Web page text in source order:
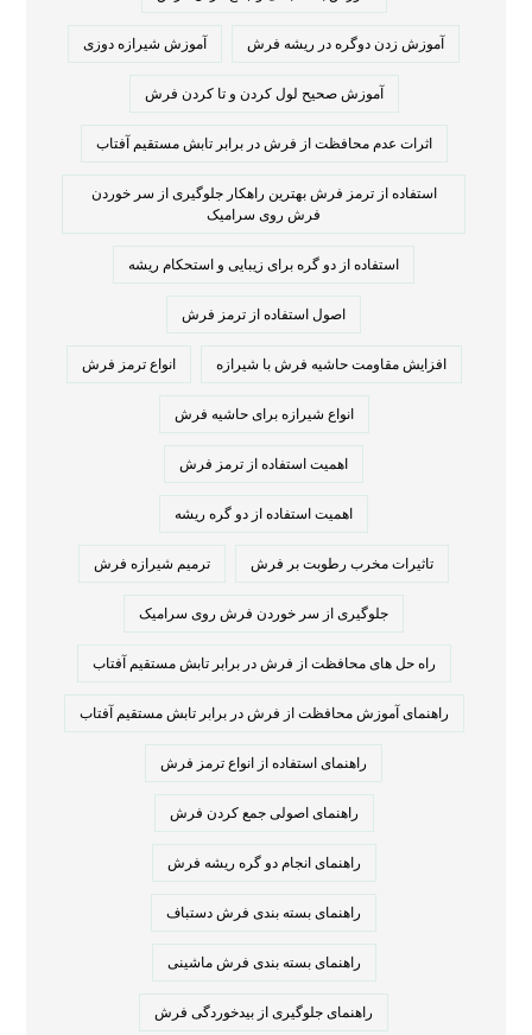
آموزش زدن دوگره در ریشه فرش آموزش شیرازه دوزی
آموزش صحیح لول کردن و تا کردن فرش
اثرات عدم محافظت از فرش در برابر تابش مستقیم آفتاب
استفاده از ترمز فرش بهترین راهکار جلوگیری از سر خوردن
فرش روی سرامیک
استفاده از دو گره برای زیبایی و استحکام ریشه
اصول استفاده از ترمز فرش
افزایش مقاومت حاشیه فرش با شیرازه انواع ترمز فرش
انواع شیرازه برای حاشیه فرش
اهمیت استفاده از ترمز فرش
اهمیت استفاده از دو گره ریشه
تاثیرات مخرب رطوبت بر فرش ترمیم شیرازه فرش
جلوگیری از سر خوردن فرش روی سرامیک
راه حل های محافظت از فرش در برابر تابش مستقیم آفتاب
راهنمای آموزش محافظت از فرش در برابر تابش مستقیم آفتاب
راهنمای استفاده از انواع ترمز فرش
راهنمای اصولی جمع کردن فرش
راهنمای انجام دو گره ریشه فرش
راهنمای بسته بندی فرش دستباف
راهنمای بسته بندی فرش ماشینی
راهنمای جلوگیری از بیدخوردگی فرش